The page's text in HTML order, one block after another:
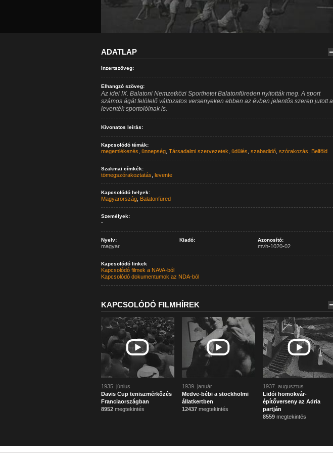
ADATLAP
Inzertszöveg:
Elhangzó szöveg:
Az idei IX. Balatoni Nemzetközi Sporthetet Balatonfüreden nyitották meg. A sport
számos ágát felölelő változatos versenyeken ebben az évben jelentős szerep jutott a
leventék sportolóinak is.
Kivonatos leírás:
Kapcsolódó témák:
megemlékezés ünnepség, Társadalmi szervezetek üdülés szabadidő, szórakozás Belföld
Szakmai címkék:
tömegszórakoztatás levente
Kapcsolódó helyek:
Magyarország, Balatonfüred
Személyek:
-
Nyelv:
magyar
Kiadó: Azonosító:
mvh-1020-02
Kapcsolódó linkek
Kapcsolódó filmek a NAVA-ból
Kapcsolódó dokumentumok az NDA-ból
KAPCSOLÓDÓ FILMHÍREK
1935. június
Davis Cup teniszmérkőzés
Franciaországban
8952megtekintés
1939. január
Medve-bébi a stockholmi
állatkertben
12437megtekintés
1937. augusztus
Lidói homokvár-
építőverseny az Adria
partján
8559megtekintés